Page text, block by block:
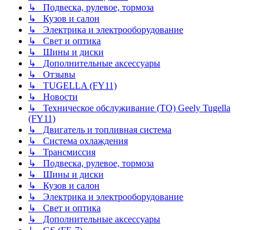
↳ Подвеска, рулевое, тормоза
↳ Кузов и салон
↳ Электрика и электрооборудование
↳ Свет и оптика
↳ Шины и диски
↳ Дополнительные аксессуары
↳ Отзывы
↳ TUGELLA (FY11)
↳ Новости
↳ Техническое обслуживание (ТО) Geely Tugella
(FY11)
↳ Двигатель и топливная система
↳ Система охлаждения
↳ Трансмиссия
↳ Подвеска, рулевое, тормоза
↳ Шины и диски
↳ Кузов и салон
↳ Электрика и электрооборудование
↳ Свет и оптика
↳ Дополнительные аксессуары